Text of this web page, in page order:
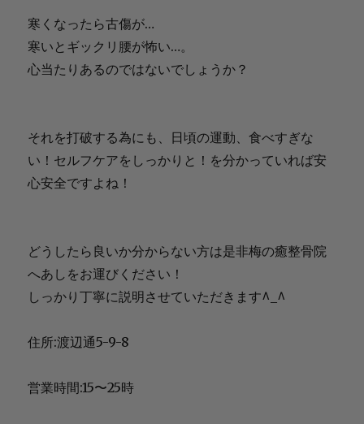
寒くなったら古傷が…
寒いとギックリ腰が怖い…。
心当たりあるのではないでしょうか？
それを打破する為にも、日頃の運動、食べすぎな
い！セルフケアをしっかりと！を分かっていれば安
心安全ですよね！
どうしたら良いか分からない方は是非梅の癒整骨院
へあしをお運びください！
しっかり丁寧に説明させていただきます^_^
住所:渡辺通5-9-8
営業時間:15〜25時